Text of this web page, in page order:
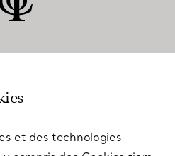
et des technologies